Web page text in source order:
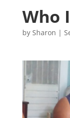
Who
by Sharon |